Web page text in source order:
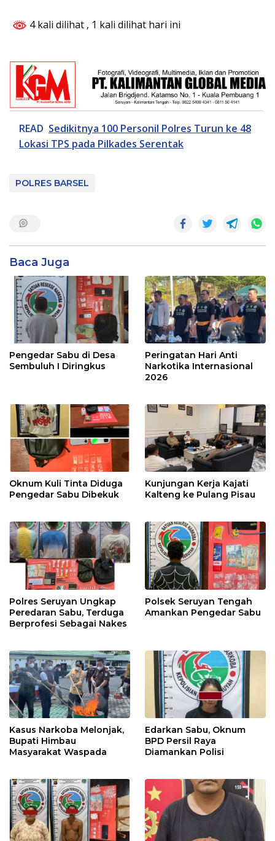
4 kali dilihat , 1 kali dilihat hari ini
READ Sedikitnya 100 Personil Polres Turun ke 48
Lokasi TPS pada Pilkades Serentak
POLRES BARSEL
Baca Juga
Pengedar Sabu di Desa
Sembuluh I Diringkus
Peringatan Hari Anti
Narkotika Internasional
2026
Oknum Kuli Tinta Diduga
Pengedar Sabu Dibekuk
Kunjungan Kerja Kajati
Kalteng ke Pulang Pisau
Polres Seruyan Ungkap
Peredaran Sabu, Terduga
Berprofesi Sebagai Nakes
Polsek Seruyan Tengah
Amankan Pengedar Sabu
Kasus Narkoba Melonjak,
Bupati Himbau
Masyarakat Waspada
Edarkan Sabu, Oknum
BPD Persil Raya
Diamankan Polisi